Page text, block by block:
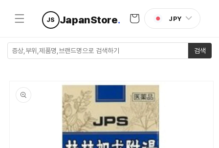
건너뛰기
JS JapanStore.
트
JPY
검색
로 건너뛰
기